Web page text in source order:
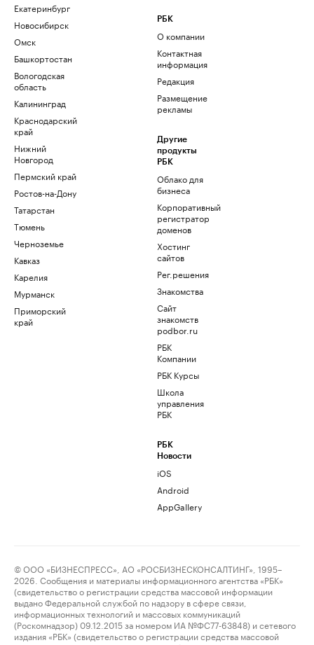
Екатеринбург
Новосибирск
Омск
Башкортостан
Вологодская
область
Калининград
Краснодарский
край
Нижний
Новгород
Пермский край
Ростов-на-Дону
Татарстан
Тюмень
Черноземье
Кавказ
Карелия
Мурманск
Приморский
край
РБК
О компании
Контактная
информация
Редакция
Размещение
рекламы
Другие
продукты
РБК
Облако для
бизнеса
Корпоративный
регистратор
доменов
Хостинг
сайтов
Рег.решения
Знакомства
Сайт
знакомств
podbor.ru
РБК
Компании
РБК Курсы
Школа
управления
РБК
РБК
Новости
iOS
Android
AppGallery
© ООО «БИЗНЕСПРЕСС», АО «РОСБИЗНЕСКОНСАЛТИНГ», 1995–
2026. Сообщения и материалы информационного агентства «РБК»
(свидетельство о регистрации средства массовой информации
выдано Федеральной службой по надзору в сфере связи,
информационных технологий и массовых коммуникаций
(Роскомнадзор) 09.12.2015 за номером ИА №ФС77-63848) и сетевого
издания «РБК» (свидетельство о регистрации средства массовой